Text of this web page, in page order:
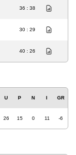
36 : 38
30 : 29
40 : 26
U P N I GR
26 15 0 11 -6